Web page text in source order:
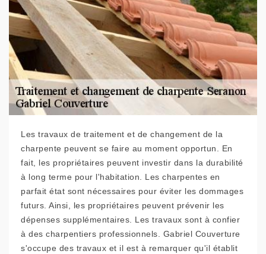
Les travaux de traitement et de changement de la
charpente peuvent se faire au moment opportun. En
fait, les propriétaires peuvent investir dans la durabilité
à long terme pour l'habitation. Les charpentes en
parfait état sont nécessaires pour éviter les dommages
futurs. Ainsi, les propriétaires peuvent prévenir les
dépenses supplémentaires. Les travaux sont à confier
à des charpentiers professionnels. Gabriel Couverture
s'occupe des travaux et il est à remarquer qu'il établit